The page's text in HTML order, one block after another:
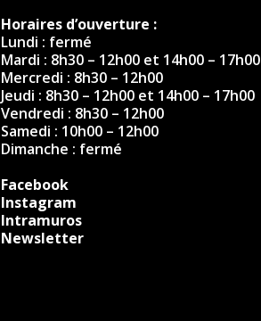
Horaires d’ouverture :
Lundi : fermé
Mardi : 8h30 – 12h00 et 14h00 – 17h00
Mercredi : 8h30 – 12h00
Jeudi : 8h30 – 12h00 et 14h00 – 17h00
Vendredi : 8h30 – 12h00
Samedi : 10h00 – 12h00
Dimanche : fermé
Facebook
Instagram
Intramuros
Newsletter